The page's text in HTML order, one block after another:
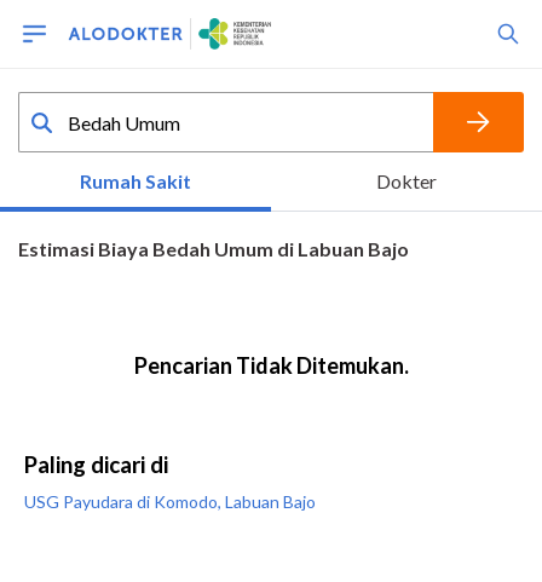
Paling dicari di
USG Payudara di Komodo, Labuan Bajo